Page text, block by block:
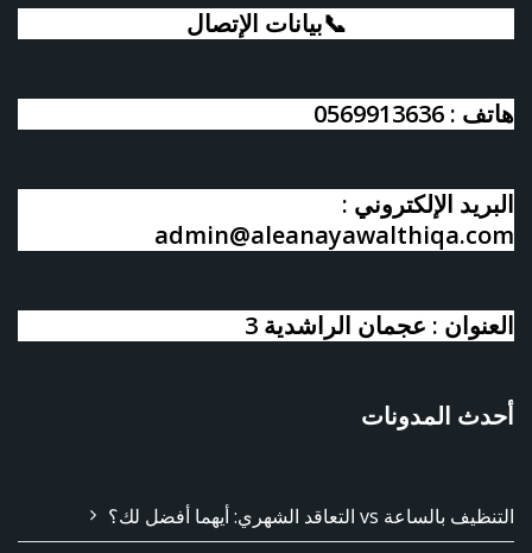
📞بيانات الإتصال
هاتف : 0569913636
البريد الإلكتروني :
admin@aleanayawalthiqa.com
العنوان : عجمان الراشدية 3
أحدث المدونات
التنظيف بالساعة vs التعاقد الشهري: أيهما أفضل لك؟